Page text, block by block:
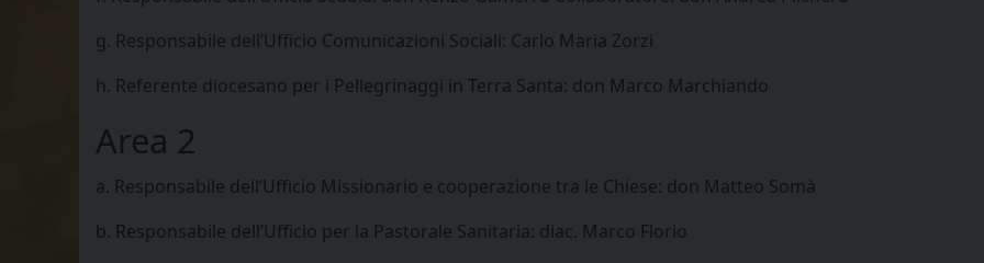
g. Responsabile dell’Ufficio Comunicazioni Sociali: Carlo Maria Zorzi
h. Referente diocesano per i Pellegrinaggi in Terra Santa: don Marco Marchiando
Area 2
a. Responsabile dell’Ufficio Missionario e cooperazione tra le Chiese: don Matteo Somà
b. Responsabile dell’Ufficio per la Pastorale Sanitaria: diac. Marco Florio